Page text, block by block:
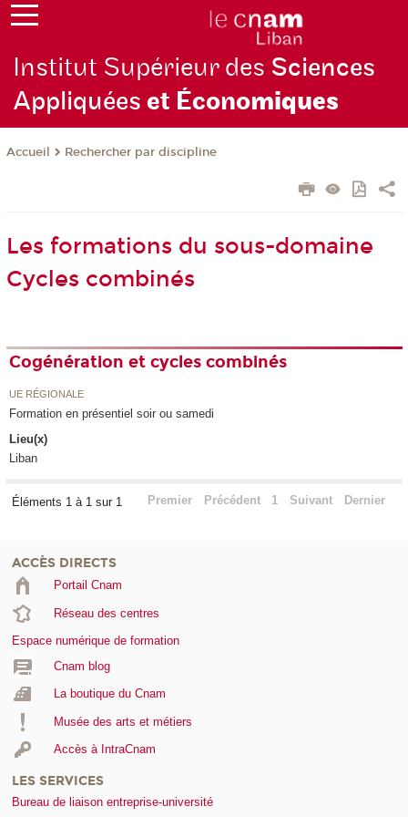
Institut Supérieur des Sciences
Appliquéeset Économiques
Accueil Rechercher par discipline
Les formations du sous-domaine
Cycles combinés
Cogénération et cycles combinés
UE RÉGIONALE
Formation en présentiel soir ou samedi
Lieu(x)
Liban
Éléments 1 à 1 sur 1 Premier Précédent 1 Suivant Dernier
ACCÈS DIRECTS
Portail Cnam
Réseau des centres
Espace numérique de formation
Cnam blog
La boutique du Cnam
Musée des arts et métiers
Accès à IntraCnam
LES SERVICES
Bureau de liaison entreprise-université